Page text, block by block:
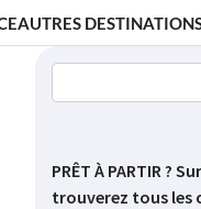
AUTRES
PRÊT À PARTIR ?
trouverez tous les